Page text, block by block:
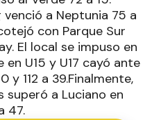
venció a Neptunia 75 a
con Parque Sur
El local se impuso en
U15 y U17 cayó ante
y 112 a 39.Finalmente,
superó a Luciano en
47.